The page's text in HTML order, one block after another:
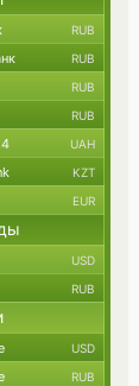
RUB
RUB
RUB
RUB
UAH
KZT
EUR
USD
RUB
USD
RUB